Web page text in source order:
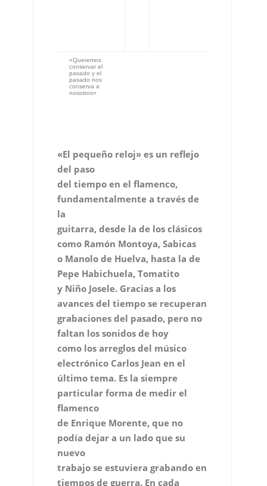
«Queremos
conservar el
pasado y el
pasado nos
conserva a
nosotros»
«El pequeño reloj» es un reflejo
del paso
del tiempo en el flamenco,
fundamentalmente a través de
la
guitarra, desde la de los clásicos
como Ramón Montoya, Sabicas
o Manolo de Huelva, hasta la de
Pepe Habichuela, Tomatito
y Niño Josele. Gracias a los
avances del tiempo se recuperan
grabaciones del pasado, pero no
faltan los sonidos de hoy
como los arreglos del músico
electrónico Carlos Jean en el
último tema. Es la siempre
particular forma de medir el
flamenco
de Enrique Morente, que no
podía dejar a un lado que su
nuevo
trabajo se estuviera grabando en
tiempos de guerra. En cada